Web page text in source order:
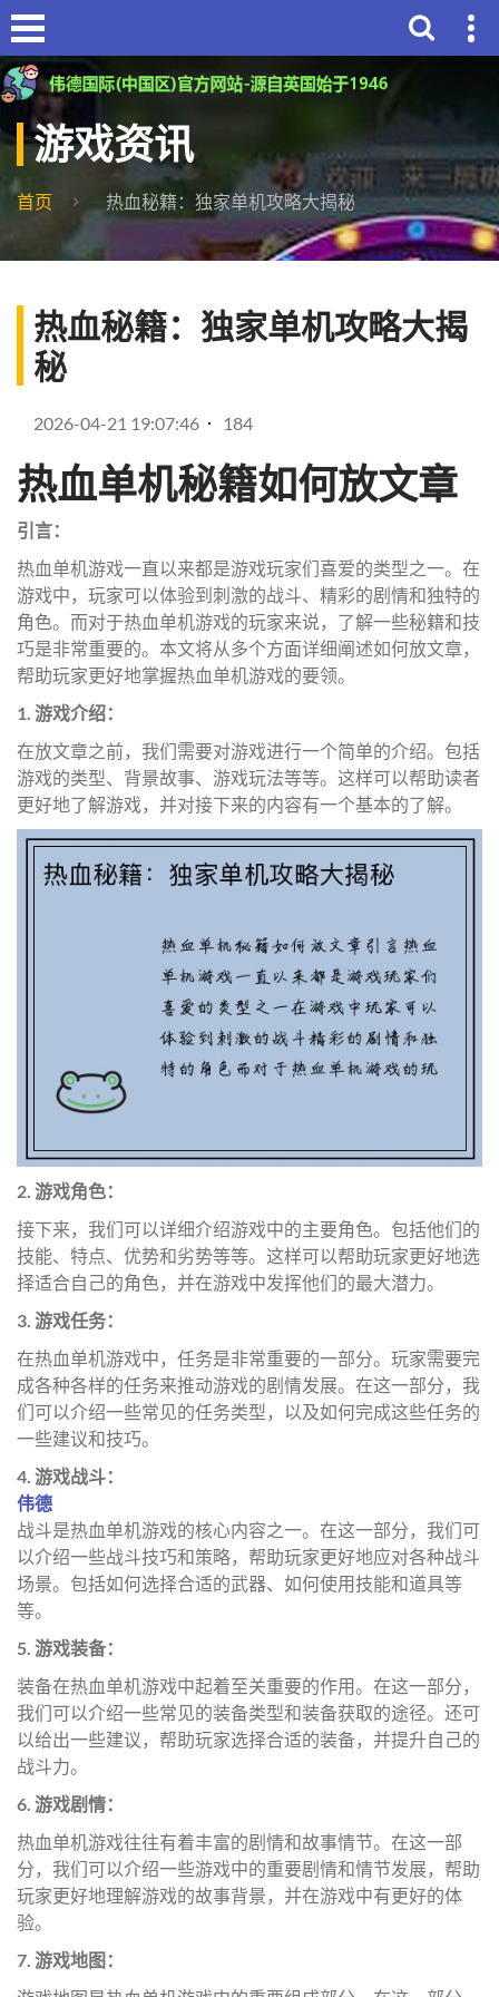
游戏资讯
首页 热血秘籍：独家单机攻略大揭秘
热血秘籍：独家单机攻略大揭
秘
2026-04-21 19:07:46 184
热血单机秘籍如何放文章
引言：
热血单机游戏一直以来都是游戏玩家们喜爱的类型之一。在
游戏中，玩家可以体验到刺激的战斗、精彩的剧情和独特的
角色。而对于热血单机游戏的玩家来说，了解一些秘籍和技
巧是非常重要的。本文将从多个方面详细阐述如何放文章，
帮助玩家更好地掌握热血单机游戏的要领。
1. 游戏介绍：
在放文章之前，我们需要对游戏进行一个简单的介绍。包括
游戏的类型、背景故事、游戏玩法等等。这样可以帮助读者
更好地了解游戏，并对接下来的内容有一个基本的了解。
2. 游戏角色：
接下来，我们可以详细介绍游戏中的主要角色。包括他们的
技能、特点、优势和劣势等等。这样可以帮助玩家更好地选
择适合自己的角色，并在游戏中发挥他们的最大潜力。
3. 游戏任务：
在热血单机游戏中，任务是非常重要的一部分。玩家需要完
成各种各样的任务来推动游戏的剧情发展。在这一部分，我
们可以介绍一些常见的任务类型，以及如何完成这些任务的
一些建议和技巧。
4. 游戏战斗：
伟德
战斗是热血单机游戏的核心内容之一。在这一部分，我们可
以介绍一些战斗技巧和策略，帮助玩家更好地应对各种战斗
场景。包括如何选择合适的武器、如何使用技能和道具等
等。
5. 游戏装备：
装备在热血单机游戏中起着至关重要的作用。在这一部分，
我们可以介绍一些常见的装备类型和装备获取的途径。还可
以给出一些建议，帮助玩家选择合适的装备，并提升自己的
战斗力。
6. 游戏剧情：
热血单机游戏往往有着丰富的剧情和故事情节。在这一部
分，我们可以介绍一些游戏中的重要剧情和情节发展，帮助
玩家更好地理解游戏的故事背景，并在游戏中有更好的体
验。
7. 游戏地图：